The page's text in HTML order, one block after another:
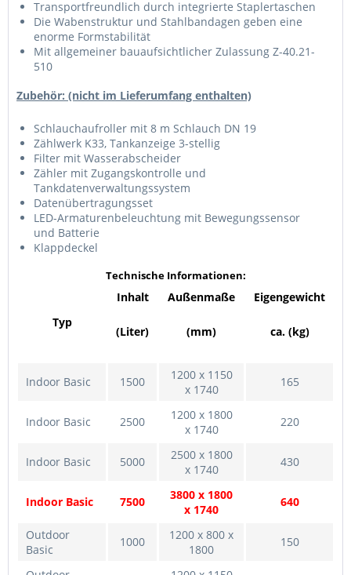
Transportfreundlich durch integrierte Staplertaschen
Die Wabenstruktur und Stahlbandagen geben eine
enorme Formstabilität
Mit allgemeiner bauaufsichtlicher Zulassung Z-40.21-
510
Zubehör: (nicht im Lieferumfang enthalten)
Schlauchaufroller mit 8 m Schlauch DN 19
Zählwerk K33, Tankanzeige 3-stellig
Filter mit Wasserabscheider
Zähler mit Zugangskontrolle und
Tankdatenverwaltungssystem
Datenübertragungsset
LED-Armaturenbeleuchtung mit Bewegungssensor
und Batterie
Klappdeckel
Technische Informationen:
Typ
Inhalt
(Liter)
Außenmaße
(mm)
Eigengewicht
ca. (kg)
Indoor Basic 1500
1200 x 1150
x 1740
165
Indoor Basic 2500
1200 x 1800
x 1740
220
Indoor Basic 5000
2500 x 1800
x 1740
430
Indoor Basic 7500
3800 x 1800
x 1740
640
Outdoor
Basic
1000
1200 x 800 x
1800
150